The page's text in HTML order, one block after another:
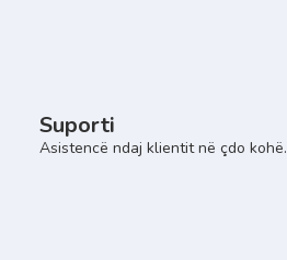
Suporti
Asistencë ndaj klientit në çdo kohë.